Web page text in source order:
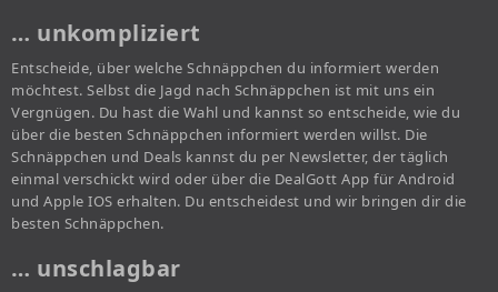
… unkompliziert
Entscheide, über welche Schnäppchen du informiert werden
möchtest. Selbst die Jagd nach Schnäppchen ist mit uns ein
Vergnügen. Du hast die Wahl und kannst so entscheide, wie du
über die besten Schnäppchen informiert werden willst. Die
Schnäppchen und Deals kannst du per Newsletter, der täglich
einmal verschickt wird oder über die DealGott App für Android
und Apple IOS erhalten. Du entscheidest und wir bringen dir die
besten Schnäppchen.
… unschlagbar